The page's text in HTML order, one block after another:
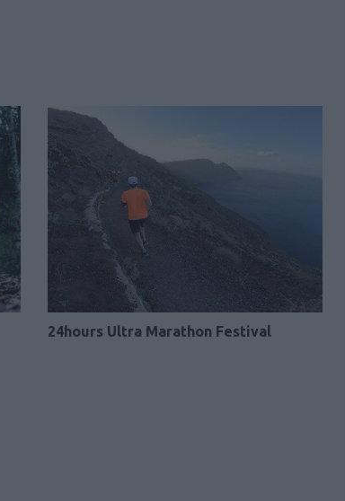
24hours Ultra Marathon Festival
σειρά σορτς τρεξίματος Sen…
Salomon Spectur 3